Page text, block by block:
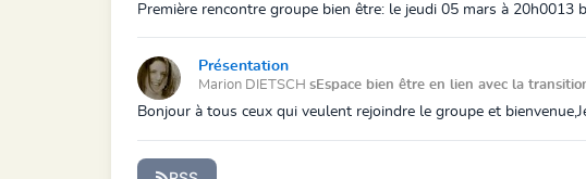
Première rencontre groupe bien être: le jeudi 05 mars à 20h0013
Présentation
Marion DIETSCH sEspace bien être en lien avec la
Bonjour à tous ceux qui veulent rejoindre le groupe et